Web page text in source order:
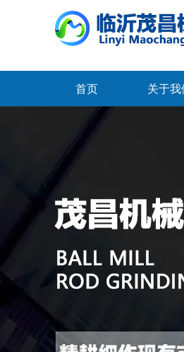
首页 关于我